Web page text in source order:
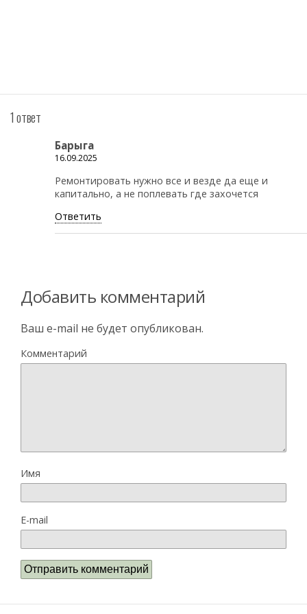
1 ответ
Барыга
16.09.2025
Ремонтировать нужно все и везде да еще и
капитально, а не поплевать где захочется
Ответить
Добавить комментарий
Ваш e-mail не будет опубликован.
Комментарий
Имя
E-mail